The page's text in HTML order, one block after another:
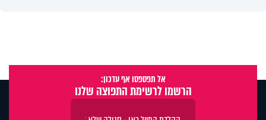
אל תפספסו אף עדכון:
הרשמו לרשימת התפוצה שלנו